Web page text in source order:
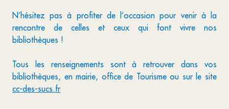
N’hésitez pas à profiter de l’occasion pour venir à la
rencontre de celles et ceux qui font vivre nos
bibliothèques !
Tous les renseignements sont à retrouver dans vos
bibliothèques, en mairie, office de Tourisme ou sur le site
cc-des-sucs.fr